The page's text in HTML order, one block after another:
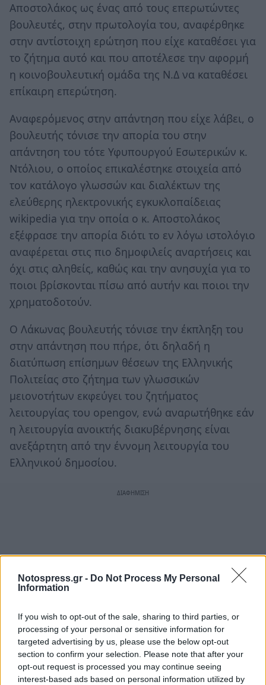
Notospress.gr - Do Not Process My Personal
Information
If you wish to opt-out of the sale, sharing to third parties, or
processing of your personal or sensitive information for
targeted advertising by us, please use the below opt-out
section to confirm your selection. Please note that after your
opt-out request is processed you may continue seeing
interest-based ads based on personal information utilized by
Αποστολάκος ως ένας από τους επερωτώντες
βουλευτές, στην πρωτολογία του, αναφέρθηκε
στην αντίστοιχη ερώτηση που είχε καταθέσει για
το ζήτημα αυτό και που αποτέλεσε την αφορμή
η κοινοβουλευτική ομάδα της Ν.Δ να καταθέσει
επίκαιρη επερώτηση.
Αναφερόμενος στην απάντηση που είχε λάβει, ο
βουλευτής τόνισε την απορία του στην
απάντηση του τότε Υφυπουργού Εσωτερικών κ.
Ντόλιου, ο οποίος επικαλέστηκε στοιχεία από
τον κατάλογο γλωσσών και διαλέκτων της
ελεύθερης ηλεκτρονικής εγκυκλοπαίδειας
wikipedia για την οποία ο κ. Αποστολάκος
εξέφρασε την απορία διότι το εν λόγω ιστολόγιο
αναφέρεται στις πιο δημοφιλείς αναρτήσεις και
όχι στις αληθείς, καθώς και την ανησυχία για το
ποιοι βρίσκονται πίσω από αυτήν και ποιοι την
χρηματοδοτούν.
Ο Λάκωνας βουλευτής τόνισε την έκπληξη του
στην απάντηση που πήρε, ότι δηλαδή η
διατύπωση επίσημων θέσεων της Ελληνικής
Πολιτείας στο ζήτημα των γλωσσικών
μειονοτήτων εκφεύγει του ζητήματος
λειτουργίας του opengov, ενώ αναρωτήθηκε εάν
η λειτουργία ανοικτής διακυβέρνησης είναι
ανεξάρτητη από την έννομη λειτουργία του
Ελληνικού δημοσίου.